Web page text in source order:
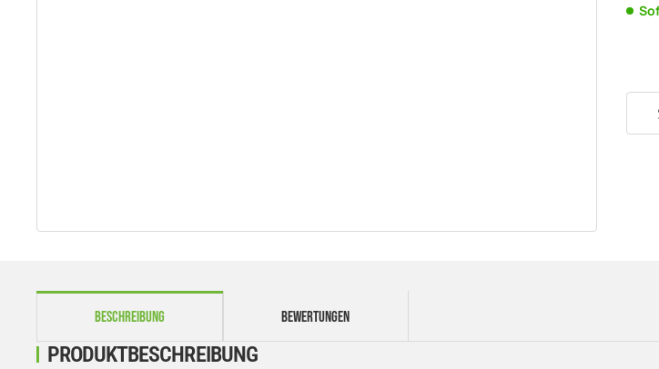
BESCHREIBUNG BEWERTUNGEN
PRODUKTBESCHREIBUNG